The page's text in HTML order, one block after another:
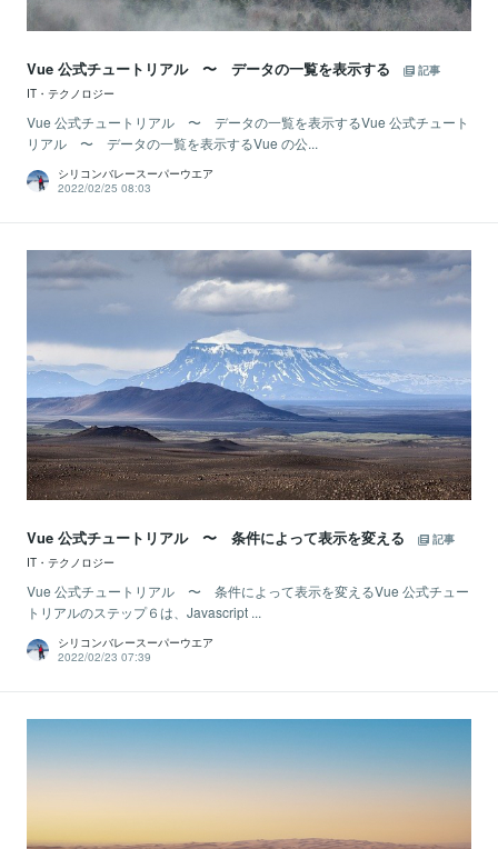
Vue 公式チュートリアル 〜 データの一覧を表示する
記事
IT・テクノロジー
Vue 公式チュートリアル 〜 データの一覧を表示するVue 公式チュート
リアル 〜 データの一覧を表示するVue の公...
シリコンバレースーパーウエア
2022/02/25 08:03
Vue 公式チュートリアル 〜 条件によって表示を変える
記事
IT・テクノロジー
Vue 公式チュートリアル 〜 条件によって表示を変えるVue 公式チュー
トリアルのステップ６は、Javascript ...
シリコンバレースーパーウエア
2022/02/23 07:39